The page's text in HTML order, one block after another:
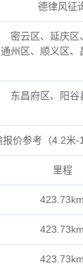
德律风征
云区、延庆区、
州区、顺义区
昌府区、阳谷县
价参考（4.2米-
里程
423.73km
423.73km
423.73km